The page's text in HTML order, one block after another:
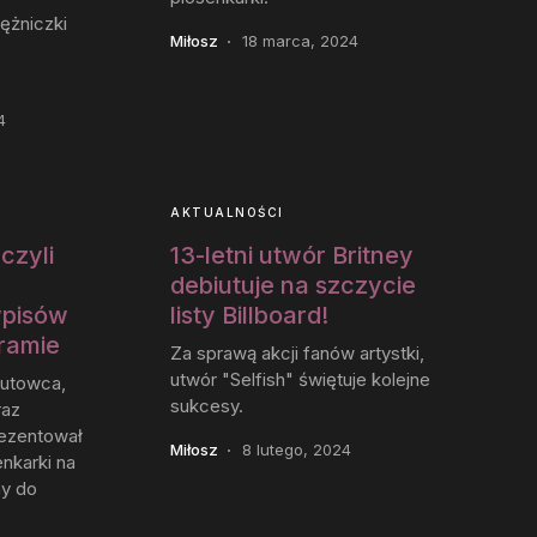
Miłosz 18 marca, 2024
na
do
AKTUALNOŚCI
13-letni utwór Britney
debiutuje na szczycie
listy Billboard!
Za sprawą akcji fanów artystki,
utwór "Selfish" świętuje kolejne
sukcesy.
Miłosz 8 lutego, 2024